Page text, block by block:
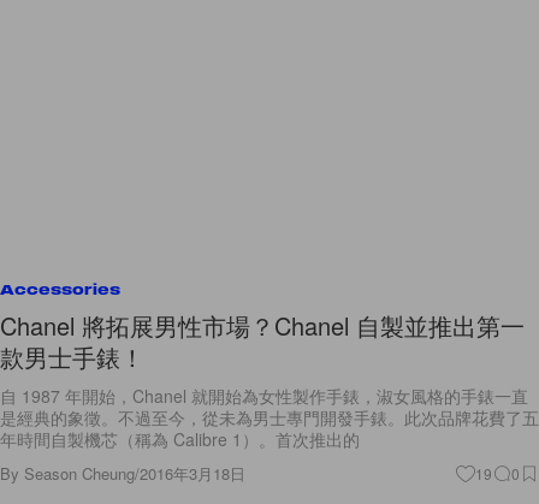
Accessories
Chanel 將拓展男性市場？Chanel 自製並推出第一
款男士手錶！
自 1987 年開始，Chanel 就開始為女性製作手錶，淑女風格的手錶一直
是經典的象徵。不過至今，從未為男士專門開發手錶。此次品牌花費了五
年時間自製機芯（稱為 Calibre 1）。首次推出的
By Season Cheung/2016年3月18日 19 0